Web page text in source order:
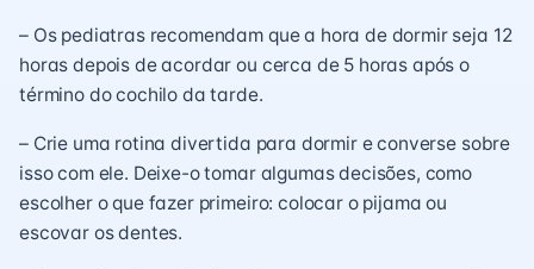
– Os pediatras recomendam que a hora de dormir seja 12
horas depois de acordar ou cerca de 5 horas após o
término do cochilo da tarde.
– Crie uma rotina divertida para dormir e converse sobre
isso com ele. Deixe-o tomar algumas decisões, como
escolher o que fazer primeiro: colocar o pijama ou
escovar os dentes.